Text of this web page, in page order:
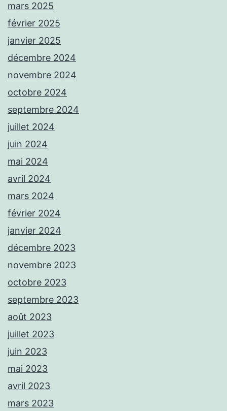
mars 2025
février 2025
janvier 2025
décembre 2024
novembre 2024
octobre 2024
septembre 2024
juillet 2024
juin 2024
mai 2024
avril 2024
mars 2024
février 2024
janvier 2024
décembre 2023
novembre 2023
octobre 2023
septembre 2023
août 2023
juillet 2023
juin 2023
mai 2023
avril 2023
mars 2023